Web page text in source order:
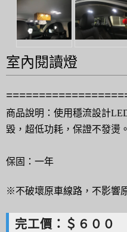
室內閱讀燈
商品說明：使用穩流設計
毀，超低功耗，保證不發燙。
保固：一年
※不破壞原車線路，不影響
完工價：＄６００